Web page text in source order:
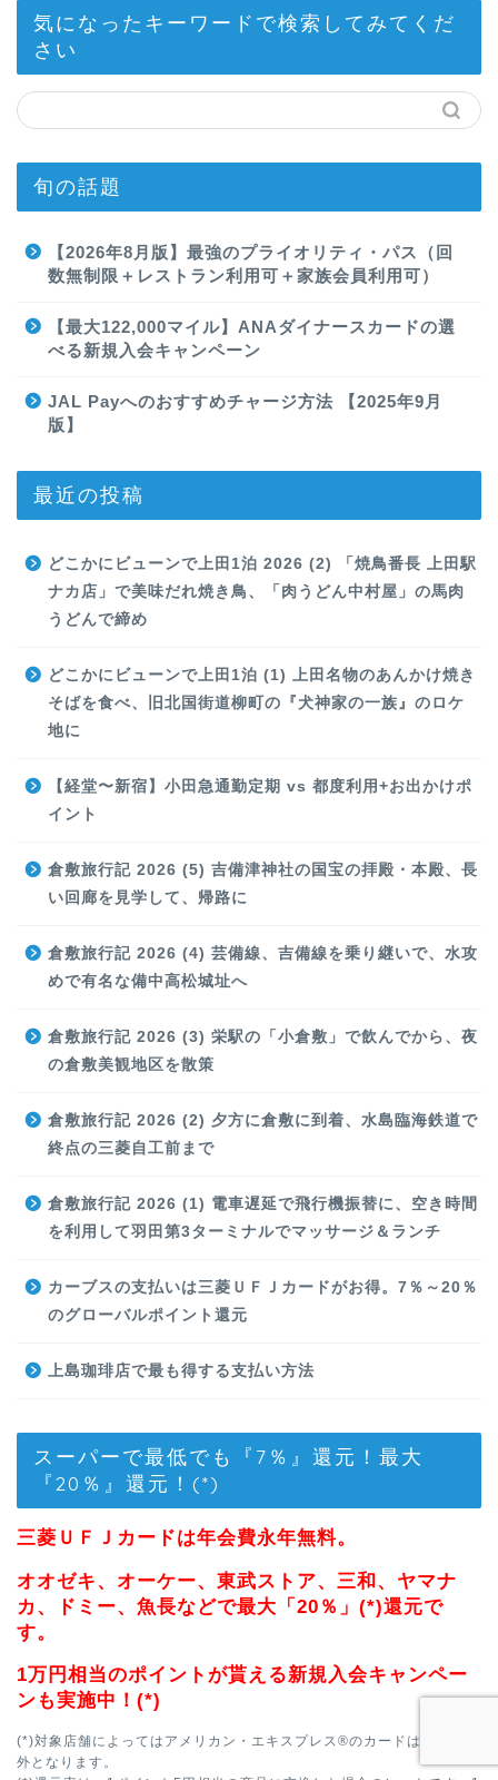
気になったキーワードで検索してみてくだ
さい
旬の話題
【2026年8月版】最強のプライオリティ・パス（回
数無制限＋レストラン利用可＋家族会員利用可）
【最大122,000マイル】ANAダイナースカードの選
べる新規入会キャンペーン
JAL Payへのおすすめチャージ方法 【2025年9月
版】
最近の投稿
どこかにビューンで上田1泊 2026 (2) 「焼鳥番長 上田駅
ナカ店」で美味だれ焼き鳥、「肉うどん中村屋」の馬肉
うどんで締め
どこかにビューンで上田1泊 (1) 上田名物のあんかけ焼き
そばを食べ、旧北国街道柳町の『犬神家の一族』のロケ
地に
【経堂〜新宿】小田急通勤定期 vs 都度利用+お出かけポ
イント
倉敷旅行記 2026 (5) 吉備津神社の国宝の拝殿・本殿、長
い回廊を見学して、帰路に
倉敷旅行記 2026 (4) 芸備線、吉備線を乗り継いで、水攻
めで有名な備中高松城址へ
倉敷旅行記 2026 (3) 栄駅の「小倉敷」で飲んでから、夜
の倉敷美観地区を散策
倉敷旅行記 2026 (2) 夕方に倉敷に到着、水島臨海鉄道で
終点の三菱自工前まで
倉敷旅行記 2026 (1) 電車遅延で飛行機振替に、空き時間
を利用して羽田第3ターミナルでマッサージ＆ランチ
カーブスの支払いは三菱ＵＦＪカードがお得。7％～20％
のグローバルポイント還元
上島珈琲店で最も得する支払い方法
スーパーで最低でも『7％』還元！最大
『20％』還元！(*)
三菱ＵＦＪカードは年会費永年無料。
オオゼキ、オーケー、東武ストア、三和、ヤマナ
カ、ドミー、魚長などで最大「20％」(*)還元で
す。
1万円相当のポイントが貰える新規入会キャンペー
ンも実施中！(*)
(*)対象店舗によってはアメリカン・エキスプレス®のカードは優遇対象
外となります。